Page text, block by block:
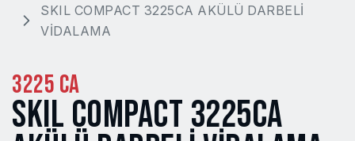
SKIL COMPACT 3225CA AKÜLÜ DARBELİ
VİDALAMA
3225 CA
SKIL COMPACT 3225CA